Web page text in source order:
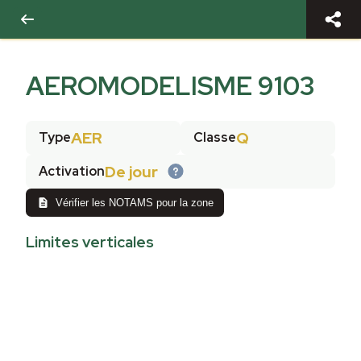
AEROMODELISME 9103
TypeAER ClasseQ
ActivationDe jour
Vérifier les NOTAMS pour la zone
Limites verticales